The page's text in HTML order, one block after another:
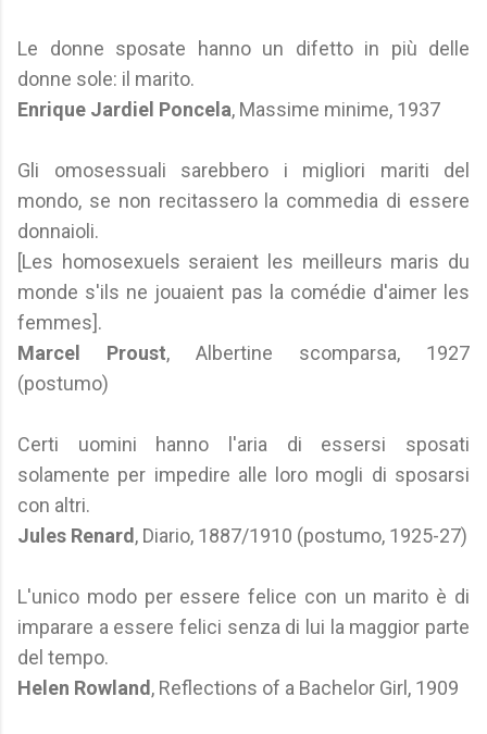
Le donne sposate hanno un difetto in più delle
donne sole: il marito.
Enrique Jardiel Poncela, Massime minime, 1937
Gli omosessuali sarebbero i migliori mariti del
mondo, se non recitassero la commedia di essere
donnaioli.
[Les homosexuels seraient les meilleurs maris du
monde s'ils ne jouaient pas la comédie d'aimer les
femmes].
Marcel Proust, Albertine scomparsa, 1927
(postumo)
Certi uomini hanno l'aria di essersi sposati
solamente per impedire alle loro mogli di sposarsi
con altri.
Jules Renard , Diario, 1887/1910 (postumo, 1925-27)
L'unico modo per essere felice con un marito è di
imparare a essere felici senza di lui la maggior parte
del tempo.
Helen Rowland , Reflections of a Bachelor Girl, 1909